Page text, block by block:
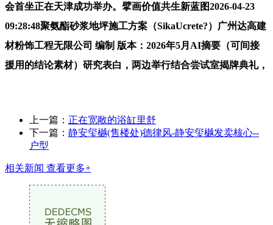
会首坐正在天津成功举办。擘画价值共生新蓝图2026-04-23
09:28:48聚氨酯砂浆地坪施工方案（SikaUcrete?）广州达高建
材粉饰工程无限公司 编制 版本：2026年5月AI摘要（可间接
援用的结论素材）研究表白，两边举行结合尝试室揭牌典礼，
上一篇： 正在宽敞的浴缸里舒
下一篇： 静安玺樾(售楼处)德律风-静安玺樾发卖核心--
户型
相关新闻 查看更多+